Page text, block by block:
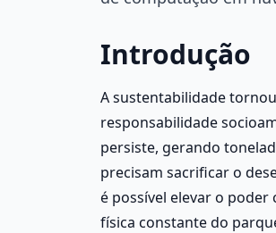
Introdução
A sustentabilidade
responsabilidade
persiste, gerando
precisam sacrificar o
é possível elevar o
física constante do